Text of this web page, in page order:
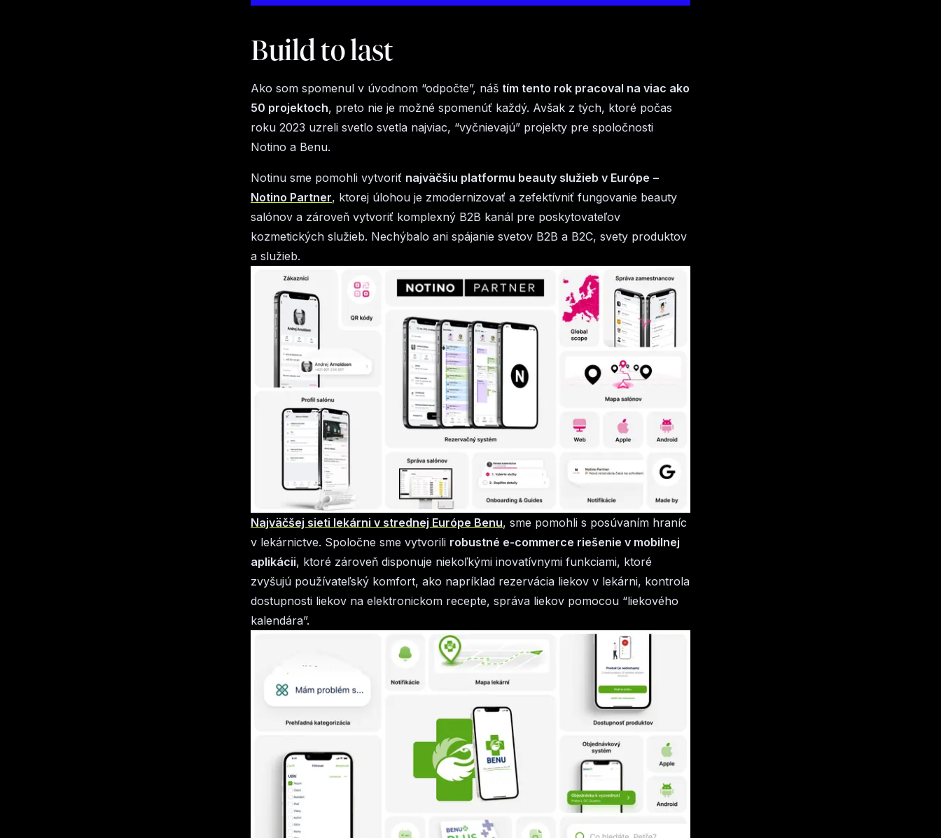
Build to last
Ako som spomenul v úvodnom “odpočte”, náš tím tento rok pracoval na viac ako
50 projektoch, preto nie je možné spomenúť každý. Avšak z tých, ktoré počas
roku 2023 uzreli svetlo svetla najviac, “vyčnievajú” projekty pre spoločnosti
Notino a Benu.
Notinu sme pomohli vytvoriť najväčšiu platformu beauty služieb v Európe –
Notino Partner, ktorej úlohou je zmodernizovať a zefektívniť fungovanie beauty
salónov a zároveň vytvoriť komplexný B2B kanál pre poskytovateľov
kozmetických služieb. Nechýbalo ani spájanie svetov B2B a B2C, svety produktov
a služieb.
Najväčšej sieti lekárni v strednej Európe Benu, sme pomohli s posúvaním hraníc
v lekárnictve. Spoločne sme vytvorili robustné e-commerce riešenie v mobilnej
aplikácii, ktoré zároveň disponuje niekoľkými inovatívnymi funkciami, ktoré
zvyšujú používateľský komfort, ako napríklad rezervácia liekov v lekárni, kontrola
dostupnosti liekov na elektronickom recepte, správa liekov pomocou “liekového
kalendára”.